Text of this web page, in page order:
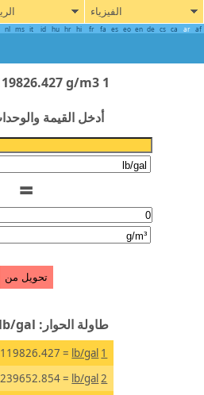
الفيزياء
ar
ca
cs
de
en
eo
es
fa
fr
hi
hr
hu
id
it
ms
nl
no
أدخل القيمة
=
تحويل من
طاولة الحوار: lb/gal الى g/m³
lb/gal
= 119826.427
lb/gal
= 239652.854